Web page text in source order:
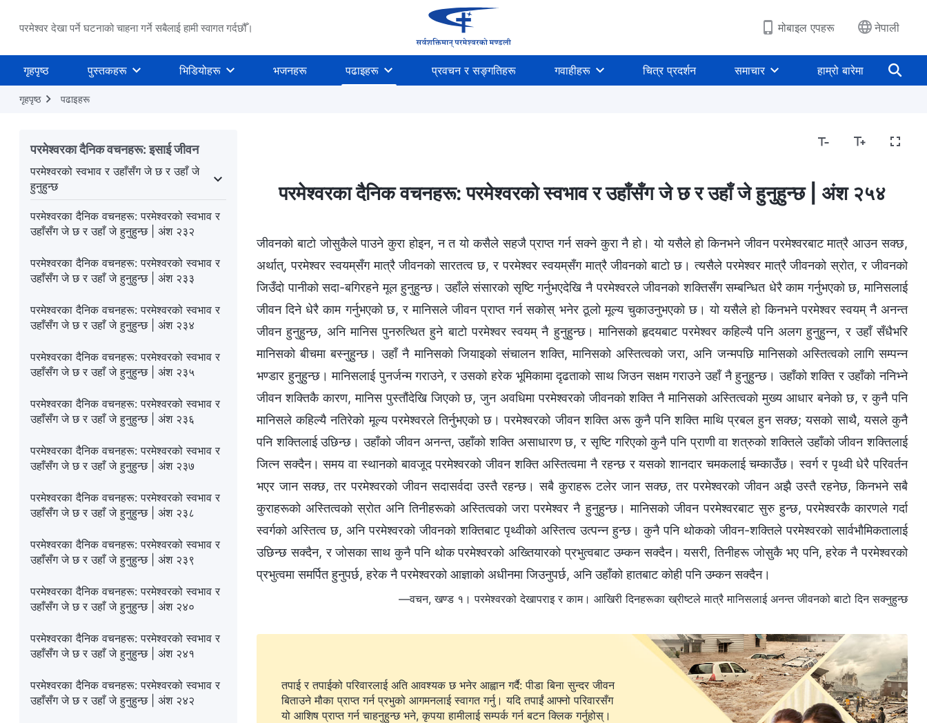
परमेश्वर देखा पर्ने घटनाको चाहना गर्ने सबैलाई हामी स्वागत गर्दछौँ। मोबाइल एपहरू नेपाली
गृहपृष्ठ पुस्तकहरू भिडियोहरू भजनहरू पढाइहरू प्रवचन र सङ्गतिहरू गवाहीहरू चित्र प्रदर्शन समाचार हाम्रो बारेमा
गृहपृष्ठ पढाइहरू
परमेश्‍वरका दैनिक वचनहरू: इसाई जीवन
परमेश्‍वरको स्वभाव र उहाँसँग जे छ र उहाँ जे
हुनुहुन्छ
चिन्‍नु परमेश्‍वरको स्वभाव र उहाँसँग जे छ र उहाँ जे हुनुहुन्छ बाइबल सम्‍बन्धी रहस्यहरू धार्मिक धारणाहरू खुलासा गर्नु मानवजातिको भ्रष्टता उजागर गर्नु जीवनमा प्रवेश गन्तव्य र
परमेश्‍वरका दैनिक वचनहरू: परमेश्‍वरको स्वभाव र
उहाँसँग जे छ र उहाँ जे हुनुहुन्छ | अंश २३२
परमेश्‍वरका दैनिक वचनहरू: परमेश्‍वरको स्वभाव र
उहाँसँग जे छ र उहाँ जे हुनुहुन्छ | अंश २३३
परमेश्‍वरका दैनिक वचनहरू: परमेश्‍वरको स्वभाव र
उहाँसँग जे छ र उहाँ जे हुनुहुन्छ | अंश २३४
परमेश्‍वरका दैनिक वचनहरू: परमेश्‍वरको स्वभाव र
उहाँसँग जे छ र उहाँ जे हुनुहुन्छ | अंश २३५
परमेश्‍वरका दैनिक वचनहरू: परमेश्‍वरको स्वभाव र
उहाँसँग जे छ र उहाँ जे हुनुहुन्छ | अंश २३६
परमेश्‍वरका दैनिक वचनहरू: परमेश्‍वरको स्वभाव र
उहाँसँग जे छ र उहाँ जे हुनुहुन्छ | अंश २३७
परमेश्‍वरका दैनिक वचनहरू: परमेश्‍वरको स्वभाव र
उहाँसँग जे छ र उहाँ जे हुनुहुन्छ | अंश २३८
परमेश्‍वरका दैनिक वचनहरू: परमेश्‍वरको स्वभाव र
उहाँसँग जे छ र उहाँ जे हुनुहुन्छ | अंश २३९
परमेश्‍वरका दैनिक वचनहरू: परमेश्‍वरको स्वभाव र
उहाँसँग जे छ र उहाँ जे हुनुहुन्छ | अंश २४०
परमेश्‍वरका दैनिक वचनहरू: परमेश्‍वरको स्वभाव र
उहाँसँग जे छ र उहाँ जे हुनुहुन्छ | अंश २४१
परमेश्‍वरका दैनिक वचनहरू: परमेश्‍वरको स्वभाव र
उहाँसँग जे छ र उहाँ जे हुनुहुन्छ | अंश २४२
परमेश्‍वरका दैनिक वचनहरू: परमेश्‍वरको स्वभाव र उहाँसँग जे छ र उहाँ जे हुनुहुन्छ | अंश २५४
जीवनको बाटो जोसुकैले पाउने कुरा होइन, न त यो कसैले सहजै प्राप्त गर्न सक्‍ने कुरा नै हो। यो यसैले हो किनभने जीवन परमेश्‍वरबाट मात्रै आउन सक्छ,
अर्थात्, परमेश्‍वर स्वयम्‌सँग मात्रै जीवनको सारतत्व छ, र परमेश्‍वर स्वयम्‌सँग मात्रै जीवनको बाटो छ। त्यसैले परमेश्‍वर मात्रै जीवनको स्रोत, र जीवनको
जिउँदो पानीको सदा-बगिरहने मूल हुनुहुन्छ। उहाँले संसारको सृष्टि गर्नुभएदेखि नै परमेश्‍वरले जीवनको शक्तिसँग सम्‍बन्धित धेरै काम गर्नुभएको छ, मानिसलाई
जीवन दिने धेरै काम गर्नुभएको छ, र मानिसले जीवन प्राप्त गर्न सकोस् भनेर ठूलो मूल्य चुकाउनुभएको छ। यो यसैले हो किनभने परमेश्‍वर स्वयम् नै अनन्त
जीवन हुनुहुन्छ, अनि मानिस पुनरुत्थित हुने बाटो परमेश्‍वर स्वयम् नै हुनुहुन्छ। मानिसको हृदयबाट परमेश्‍वर कहिल्यै पनि अलग हुनुहुन्‍न, र उहाँ सँधैभरि
मानिसको बीचमा बस्‍नुहुन्छ। उहाँ नै मानिसको जियाइको संचालन शक्ति, मानिसको अस्तित्वको जरा, अनि जन्‍मपछि मानिसको अस्तित्वको लागि सम्‍पन्‍न
भण्डार हुनुहुन्छ। मानिसलाई पुनर्जन्‍म गराउने, र उसको हरेक भूमिकामा दृढताको साथ जिउन सक्षम गराउने उहाँ नै हुनुहुन्छ। उहाँको शक्ति र उहाँको ननिभ्‍ने
जीवन शक्तिकै कारण, मानिस पुस्तौंदेखि जिएको छ, जुन अवधिमा परमेश्‍वरको जीवनको शक्ति नै मानिसको अस्तित्वको मुख्य आधार बनेको छ, र कुनै पनि
मानिसले कहिल्यै नतिरेको मूल्य परमेश्‍वरले तिर्नुभएको छ। परमेश्‍वरको जीवन शक्ति अरू कुनै पनि शक्ति माथि प्रबल हुन सक्छ; यसको साथै, यसले कुनै
पनि शक्तिलाई उछिन्छ। उहाँको जीवन अनन्त, उहाँको शक्ति असाधारण छ, र सृष्टि गरिएको कुनै पनि प्राणी वा शत्रुको शक्तिले उहाँको जीवन शक्तिलाई
जित्‍न सक्दैन। समय वा स्थानको बावजूद परमेश्‍वरको जीवन शक्ति अस्तित्वमा नै रहन्छ र यसको शानदार चमकलाई चम्काउँछ। स्वर्ग र पृथ्वी धेरै परिवर्तन
भएर जान सक्छ, तर परमेश्‍वरको जीवन सदासर्वदा उस्तै रहन्छ। सबै कुराहरू टलेर जान सक्छ, तर परमेश्‍वरको जीवन अझै उस्तै रहनेछ, किनभने सबै
कुराहरूको अस्तित्वको स्रोत अनि तिनीहरूको अस्तित्वको जरा परमेश्‍वर नै हुनुहुन्छ। मानिसको जीवन परमेश्‍वरबाट सुरु हुन्छ, परमेश्‍वरकै कारणले गर्दा
स्वर्गको अस्तित्व छ, अनि परमेश्‍वरको जीवनको शक्तिबाट पृथ्वीको अस्तित्व उत्पन्न हुन्छ। कुनै पनि थोकको जीवन-शक्तिले परमेश्‍वरको सार्वभौमिकतालाई
उछिन्छ सक्दैन, र जोसका साथ कुनै पनि थोक परमेश्‍वरको अख्तियारको प्रभुत्वबाट उम्कन सक्दैन। यसरी, तिनीहरू जोसुकै भए पनि, हरेक नै परमेश्‍वरको
प्रभुत्वमा समर्पित हुनुपर्छ, हरेक नै परमेश्‍वरको आज्ञाको अधीनमा जिउनुपर्छ, अनि उहाँको हातबाट कोही पनि उम्कन सक्दैन।
—वचन, खण्ड १। परमेश्‍वरको देखापराइ र काम। आखिरी दिनहरूका ख्रीष्‍टले मात्रै मानिसलाई अनन्त जीवनको बाटो दिन सक्‍नुहुन्छ
तपाई र तपाईको परिवारलाई अति आवश्यक छ भनेर आह्वान गर्दै: पीडा बिना सुन्दर जीवन
बिताउने मौका प्राप्त गर्न प्रभुको आगमनलाई स्वागत गर्नु। यदि तपाईं आफ्नो परिवारसँग
यो आशिष प्राप्त गर्न चाहनुहुन्छ भने, कृपया हामीलाई सम्पर्क गर्न बटन क्लिक गर्नुहोस्।